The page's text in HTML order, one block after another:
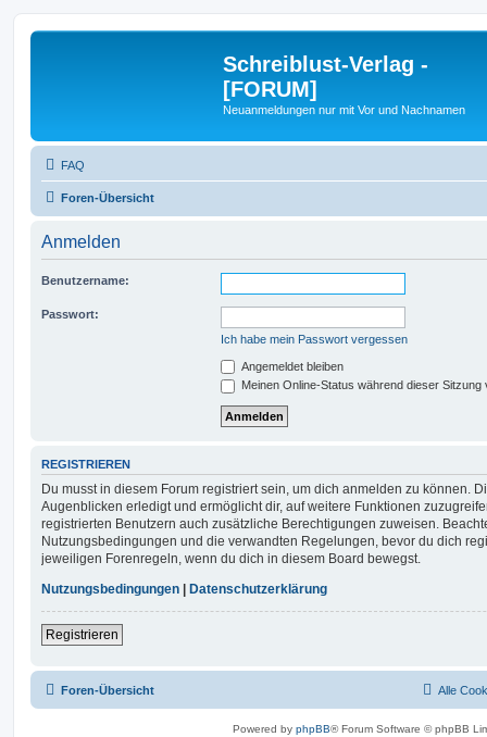
Schreiblust-Verlag -
[FORUM]
Neuanmeldungen nur mit Vor und Nachnamen
FAQ
Foren-Übersicht
Anmelden
Benutzername:
Passwort:
Ich habe mein Passwort vergessen
Angemeldet bleiben
Meinen Online-Status während dieser Sitzung
REGISTRIEREN
Du musst in diesem Forum registriert sein, um dich anmelden zu können.
Augenblicken erledigt und ermöglicht dir, auf weitere Funktionen
registrierten Benutzern auch zusätzliche Berechtigungen zuweisen.
Nutzungsbedingungen und die verwandten Regelungen, bevor du dich
jeweiligen Forenregeln, wenn du dich in diesem Board bewegst.
Nutzungsbedingungen
Datenschutzerklärung
Registrieren
Foren-Übersicht Alle
Powered by phpBB® Forum Software © phpBB